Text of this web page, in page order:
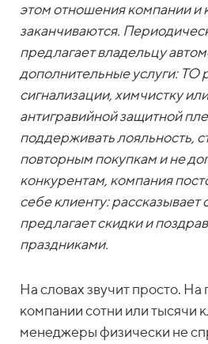
этом отношения компании и
заканчиваются.
предлагает владельцу
дополнительные услуги: ТО
сигнализации, химчистку
антигравийной защитной
поддерживать лояльность,
повторным покупкам и не
конкурентам, компания
себе клиенту: рассказывает
предлагает скидки и
праздниками.
На словах звучит просто. На
компании сотни или тысячи
менеджеры физически не